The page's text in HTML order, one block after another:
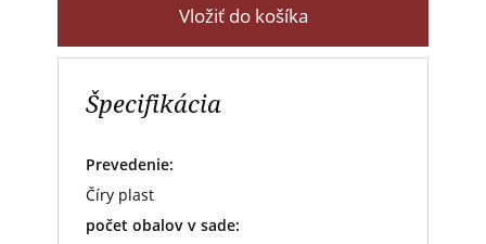
Vložiť do košíka
Špecifikácia
Prevedenie:
Číry plast
počet obalov v sade: